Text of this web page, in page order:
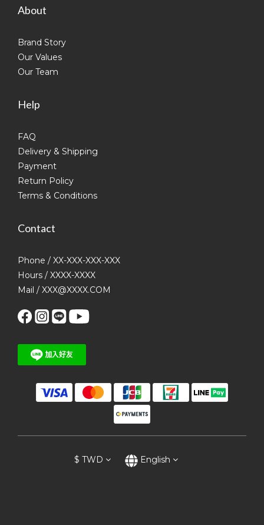
About
Brand Story
Our Values
Our Team
Help
FAQ
Delivery & Shipping
Payment
Return Policy
Terms & Conditions
Contact
Phone / XX-XXX-XXX-XXX
Hours / XXXX-XXXX
Mail / XXX@XXXX.COM
$ TWD English